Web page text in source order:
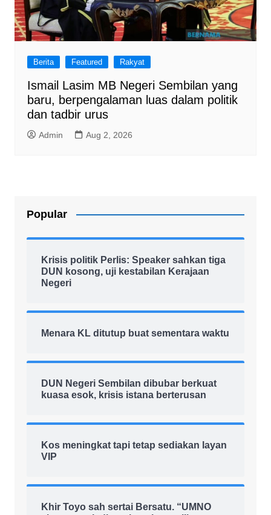
Berita Featured Rakyat
Ismail Lasim MB Negeri Sembilan yang
baru, berpengalaman luas dalam politik
dan tadbir urus
Admin Aug 2, 2026
Popular
Krisis politik Perlis: Speaker sahkan tiga
DUN kosong, uji kestabilan Kerajaan
Negeri
Menara KL ditutup buat sementara waktu
DUN Negeri Sembilan dibubar berkuat
kuasa esok, krisis istana berterusan
Kos meningkat tapi tetap sediakan layan
VIP
Khir Toyo sah sertai Bersatu. “UMNO